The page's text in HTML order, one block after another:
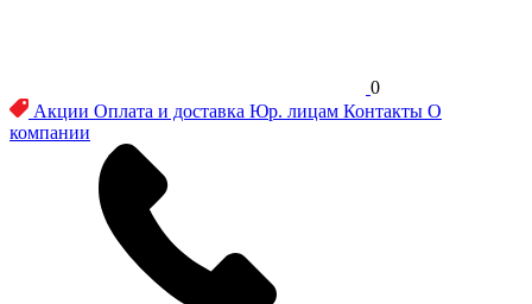
0
Акции Оплата и доставка Юр. лицам Контакты О
компании